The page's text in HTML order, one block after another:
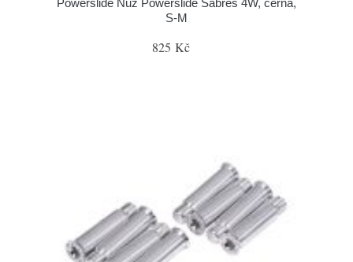
Powerslide Nůž Powerslide Sabres 4W, černá,
S-M
825 Kč